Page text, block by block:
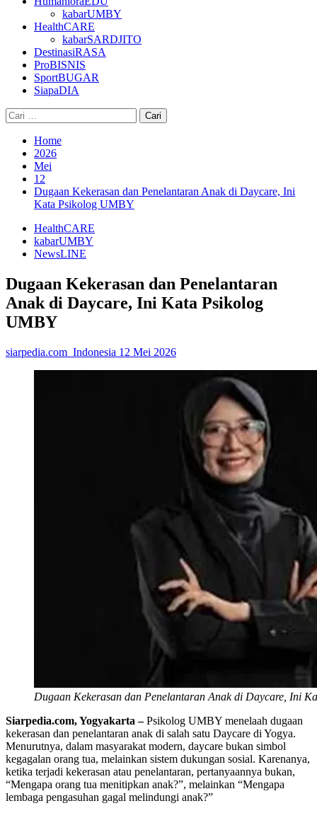
kabarUMBY
HealthCARE
kabarSARDJITO
DestinasiRASA
ProBISNIS
SportBUGAR
SiapaDIA
Cari
untuk:
Home
2026
Mei
12
Dugaan Kekerasan dan Penelantaran Anak di Daycare, Ini
Kata Psikolog UMBY
HealthCARE
kabarUMBY
NewsLINE
Dugaan Kekerasan dan Penelantaran
Anak di Daycare, Ini Kata Psikolog
UMBY
siarpedia.com_Indonesia 12 Mei 2026
Dugaan Kekerasan dan Penelantaran Anak di Daycare, Ini
Siarpedia.com, Yogyakarta –Psikolog UMBY menelaah dugaan
kekerasan dan penelantaran anak di salah satu Daycare di Yogya.
Menurutnya, dalam masyarakat modern, daycare bukan simbol
kegagalan orang tua, melainkan sistem dukungan sosial. Karenanya,
ketika terjadi kekerasan atau penelantaran, pertanyaannya bukan,
“Mengapa orang tua menitipkan anak?”, melainkan “Mengapa
lembaga pengasuhan gagal melindungi anak?”